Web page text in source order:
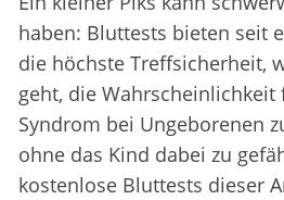
haben: Bluttests bieten seit
die höchste Treffsicherheit,
geht, die Wahrscheinlichkeit
Syndrom bei Ungeborenen
ohne das Kind dabei zu
kostenlose Bluttests dieser